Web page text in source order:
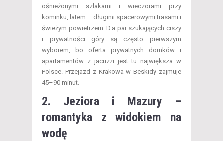
ośnieżonymi szlakami i wieczorami przy
kominku, latem – długimi spacerowymi trasami i
świeżym powietrzem. Dla par szukających ciszy
i prywatności góry są często pierwszym
wyborem, bo oferta prywatnych domków i
apartamentów z jacuzzi jest tu największa w
Polsce. Przejazd z Krakowa w Beskidy zajmuje
45–90 minut.
2. Jeziora i Mazury –
romantyka z widokiem na
wodę